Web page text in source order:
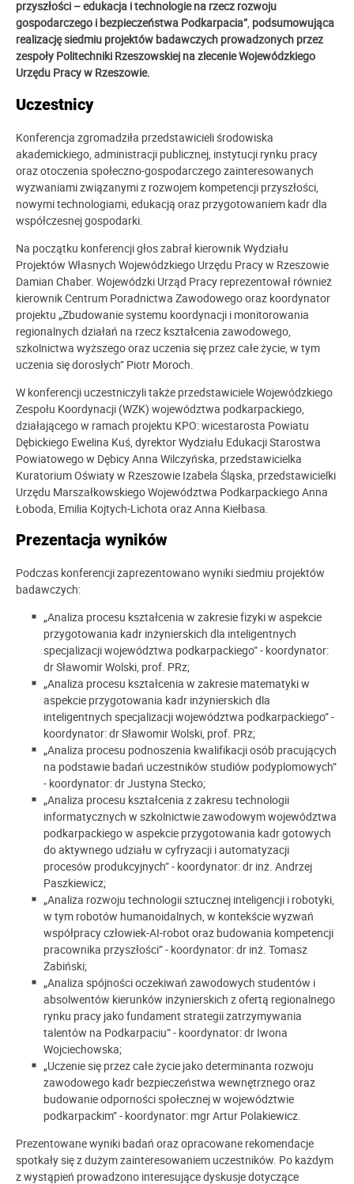
przyszłości – edukacja i technologie na rzecz rozwoju
gospodarczego i bezpieczeństwa Podkarpacia”, podsumowująca
realizację siedmiu projektów badawczych prowadzonych przez
zespoły Politechniki Rzeszowskiej na zlecenie Wojewódzkiego
Urzędu Pracy w Rzeszowie.
Uczestnicy
Konferencja zgromadziła przedstawicieli środowiska
akademickiego, administracji publicznej, instytucji rynku pracy
oraz otoczenia społeczno-gospodarczego zainteresowanych
wyzwaniami związanymi z rozwojem kompetencji przyszłości,
nowymi technologiami, edukacją oraz przygotowaniem kadr dla
współczesnej gospodarki.
Na początku konferencji głos zabrał kierownik Wydziału
Projektów Własnych Wojewódzkiego Urzędu Pracy w Rzeszowie
Damian Chaber. Wojewódzki Urząd Pracy reprezentował również
kierownik Centrum Poradnictwa Zawodowego oraz koordynator
projektu „Zbudowanie systemu koordynacji i monitorowania
regionalnych działań na rzecz kształcenia zawodowego,
szkolnictwa wyższego oraz uczenia się przez całe życie, w tym
uczenia się dorosłych” Piotr Moroch.
W konferencji uczestniczyli także przedstawiciele Wojewódzkiego
Zespołu Koordynacji (WZK) województwa podkarpackiego,
działającego w ramach projektu KPO: wicestarosta Powiatu
Dębickiego Ewelina Kuś, dyrektor Wydziału Edukacji Starostwa
Powiatowego w Dębicy Anna Wilczyńska, przedstawicielka
Kuratorium Oświaty w Rzeszowie Izabela Śląska, przedstawicielki
Urzędu Marszałkowskiego Województwa Podkarpackiego Anna
Łoboda, Emilia Kojtych-Lichota oraz Anna Kiełbasa.
Prezentacja wyników
Podczas konferencji zaprezentowano wyniki siedmiu projektów
badawczych:
„Analiza procesu kształcenia w zakresie fizyki w aspekcie
przygotowania kadr inżynierskich dla inteligentnych
specjalizacji województwa podkarpackiego” - koordynator:
dr Sławomir Wolski, prof. PRz;
„Analiza procesu kształcenia w zakresie matematyki w
aspekcie przygotowania kadr inżynierskich dla
inteligentnych specjalizacji województwa podkarpackiego” -
koordynator: dr Sławomir Wolski, prof. PRz;
„Analiza procesu podnoszenia kwalifikacji osób pracujących
na podstawie badań uczestników studiów podyplomowych”
- koordynator: dr Justyna Stecko;
„Analiza procesu kształcenia z zakresu technologii
informatycznych w szkolnictwie zawodowym województwa
podkarpackiego w aspekcie przygotowania kadr gotowych
do aktywnego udziału w cyfryzacji i automatyzacji
procesów produkcyjnych” - koordynator: dr inż. Andrzej
Paszkiewicz;
„Analiza rozwoju technologii sztucznej inteligencji i robotyki,
w tym robotów humanoidalnych, w kontekście wyzwań
współpracy człowiek-AI-robot oraz budowania kompetencji
pracownika przyszłości” - koordynator: dr inż. Tomasz
Żabiński;
„Analiza spójności oczekiwań zawodowych studentów i
absolwentów kierunków inżynierskich z ofertą regionalnego
rynku pracy jako fundament strategii zatrzymywania
talentów na Podkarpaciu” - koordynator: dr Iwona
Wojciechowska;
„Uczenie się przez całe życie jako determinanta rozwoju
zawodowego kadr bezpieczeństwa wewnętrznego oraz
budowanie odporności społecznej w województwie
podkarpackim” - koordynator: mgr Artur Polakiewicz.
Prezentowane wyniki badań oraz opracowane rekomendacje
spotkały się z dużym zainteresowaniem uczestników. Po każdym
z wystąpień prowadzono interesujące dyskusje dotyczące